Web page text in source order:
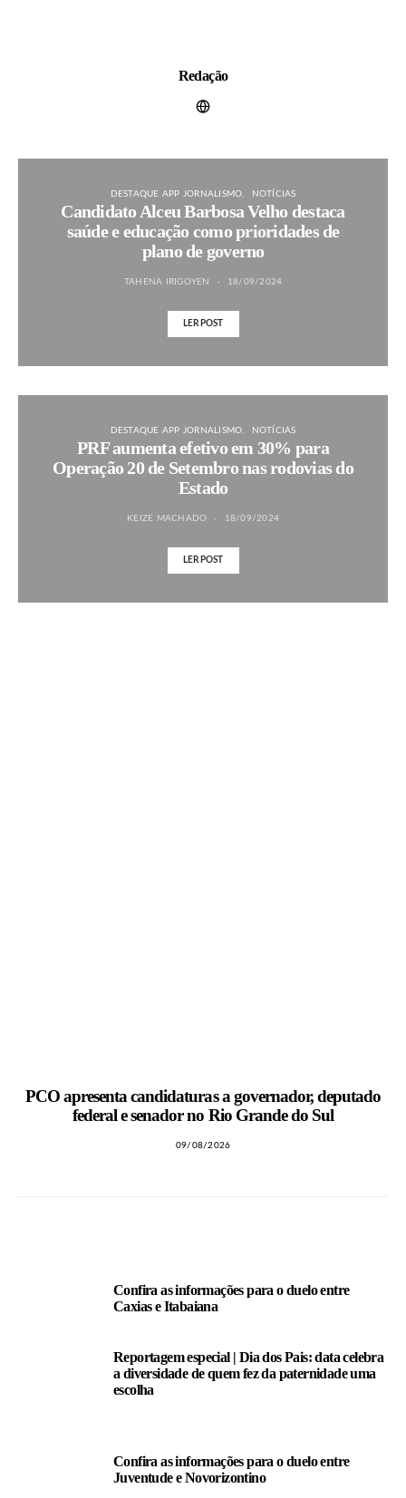
Redação
DESTAQUE APP JORNALISMO NOTÍCIAS
Candidato Alceu Barbosa Velho destaca
saúde e educação como prioridades de
plano de governo
TAHENA IRIGOYEN 18/09/2024
LER POST
DESTAQUE APP JORNALISMO NOTÍCIAS
PRF aumenta efetivo em 30% para
Operação 20 de Setembro nas rodovias do
Estado
KEIZE MACHADO 18/09/2024
LER POST
PCO apresenta candidaturas a governador, deputado
federal e senador no Rio Grande do Sul
09/08/2026
Confira as informações para o duelo entre
Caxias e Itabaiana
Reportagem especial | Dia dos Pais: data celebra
a diversidade de quem fez da paternidade uma
escolha
Confira as informações para o duelo entre
Juventude e Novorizontino